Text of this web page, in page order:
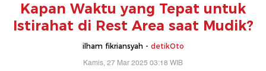
Kapan Waktu yang Tepat untuk
Istirahat di Rest Area saat Mudik?
ilham fikriansyah - detikOto
Kamis, 27 Mar 2025 03:18 WIB